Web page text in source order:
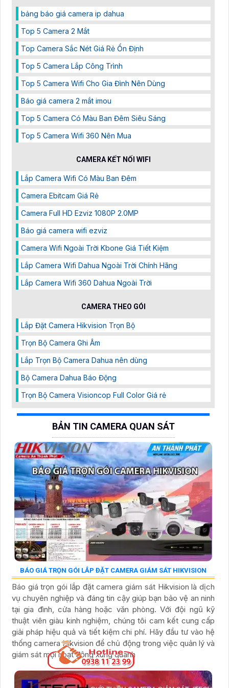
bảng báo giá camera ip dahua
Top 5 Camera 2 Mắt
Top Camera Sắc Nét Giá Rẻ Ổn Định
Top 5 Camera Lắp Công Trình
Top 5 Camera Wifi Cho Gia Đình Nên Dùng
Báo giá camera 2 mắt imou
Top 5 Camera Có Màu Ban Đêm Siêu Sáng
Top 5 Camera Wifi 360 Nên Mua
CAMERA KẾT NỐI WIFI
Lắp Camera Wifi Có Màu Ban Đêm
Camera Ebitcam Giá Rẻ
Camera Full HD Ezviz 1080P 2.0MP
Báo giá camera wifi ezviz
Camera Wifi Ngoài Trời Kbone Giá Tiết Kiệm
Lắp Camera Wifi Dahua Ngoài Trời Chính Hãng
Lắp Camera Wifi 360 Dahua Ngoài Trời
CAMERA THEO GÓI
Lắp Đặt Camera Hikvision Trọn Bộ
Trọn Bộ Camera Ghi Âm
Lắp Trọn Bộ Camera Dahua nên dùng
Bộ Camera Dahua Báo Động
Trọn Bộ Camera Visioncop Full Color Giá rẻ
BẢN TIN CAMERA QUAN SÁT
BÁO GIÁ TRỌN GÓI LẮP ĐẶT CAMERA GIÁM SÁT HIKVISION
Báo giá trọn gói lắp đặt camera giám sát Hikvision là dịch
vụ chuyên nghiệp và đáng tin cậy giúp bạn bảo vệ an ninh
tại gia đình, cửa hàng hoặc văn phòng. Với đội ngũ kỹ
thuật viên giàu kinh nghiệm, chúng tôi cam kết cung cấp
giải pháp hiệu quả và tiết kiệm chi phí. Hãy đầu tư vào hệ
thống camera Hikvision để chủ động trong việc quản lý và
giám sát mọi hoạt động xung quanh